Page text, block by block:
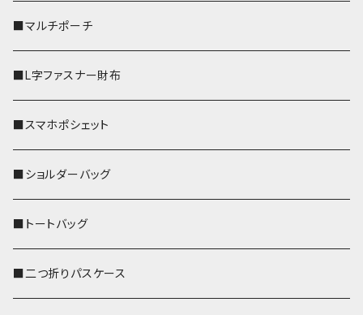
■マルチポーチ
■L字ファスナー財布
■スマホポシェット
■ショルダーバッグ
■トートバッグ
■二つ折りパスケース